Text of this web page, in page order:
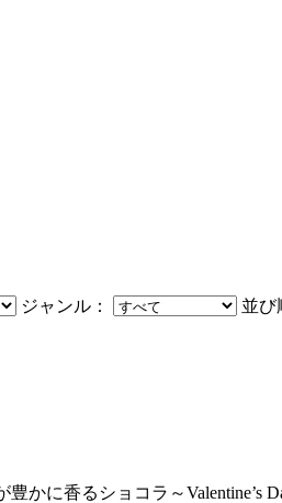
ジャンル：
並
かに香るショコラ～Valentine’s